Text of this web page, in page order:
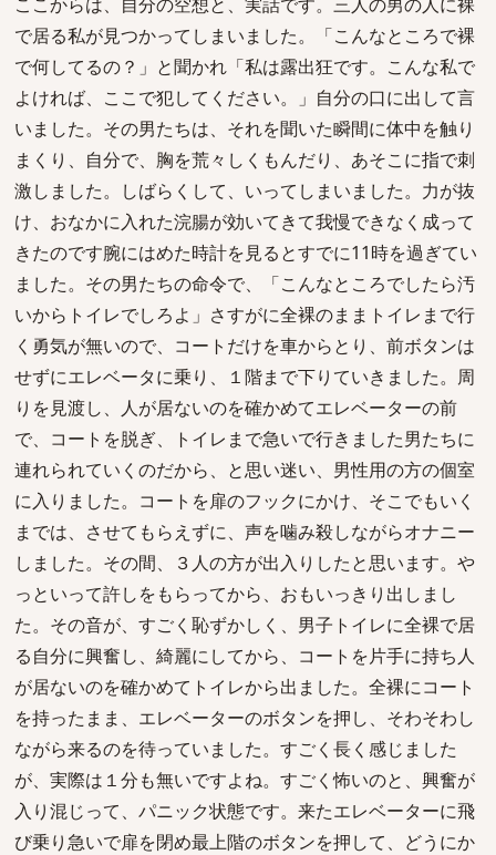
で居る私が見つかってしまいました。「こんなところで裸
で何してるの？」と聞かれ「私は露出狂です。こんな私で
よければ、ここで犯してください。」自分の口に出して言
いました。その男たちは、それを聞いた瞬間に体中を触り
まくり、自分で、胸を荒々しくもんだり、あそこに指で刺
激しました。しばらくして、いってしまいました。力が抜
け、おなかに入れた浣腸が効いてきて我慢できなく成って
きたのです腕にはめた時計を見るとすでに11時を過ぎてい
ました。その男たちの命令で、「こんなところでしたら汚
いからトイレでしろよ」さすがに全裸のままトイレまで行
く勇気が無いので、コートだけを車からとり、前ボタンは
せずにエレベータに乗り、１階まで下りていきました。周
りを見渡し、人が居ないのを確かめてエレベーターの前
で、コートを脱ぎ、トイレまで急いで行きました男たちに
連れられていくのだから、と思い迷い、男性用の方の個室
に入りました。コートを扉のフックにかけ、そこでもいく
までは、させてもらえずに、声を噛み殺しながらオナニー
しました。その間、３人の方が出入りしたと思います。や
っといって許しをもらってから、おもいっきり出しまし
た。その音が、すごく恥ずかしく、男子トイレに全裸で居
る自分に興奮し、綺麗にしてから、コートを片手に持ち人
が居ないのを確かめてトイレから出ました。全裸にコート
を持ったまま、エレベーターのボタンを押し、そわそわし
ながら来るのを待っていました。すごく長く感じました
が、実際は１分も無いですよね。すごく怖いのと、興奮が
入り混じって、パニック状態です。来たエレベーターに飛
び乗り急いで扉を閉め最上階のボタンを押して、どうにか